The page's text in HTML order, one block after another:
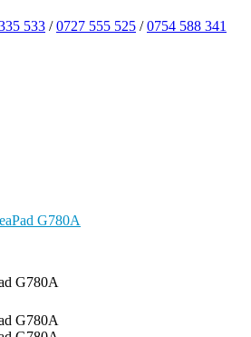
533 /0727 555 525 /0754 588 341
G780A